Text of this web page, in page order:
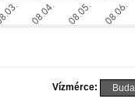
Vízmérce: